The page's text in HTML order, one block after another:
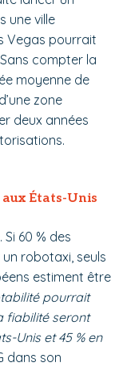
une ville
Vegas pourrait
compter la
moyenne de
zone
deux années
États-Unis
60 % des
robotaxi, seuls
estiment être
pourrait
fiabilité seront
Unis et 45 % en
dans son